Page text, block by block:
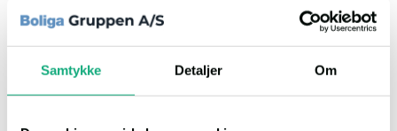
Samtykke Detaljer Om
Annoncen vises yderligere på
salgsopstillingen for cpr. numre samt sletning
Tilføjelse af Justitministeriets